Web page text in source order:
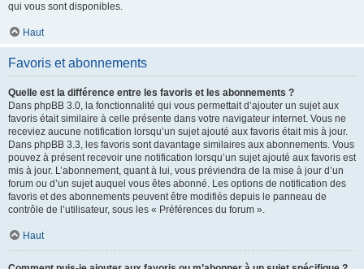
qui vous sont disponibles.
Haut
Favoris et abonnements
Quelle est la différence entre les favoris et les abonnements ?
Dans phpBB 3.0, la fonctionnalité qui vous permettait d’ajouter un sujet aux
favoris était similaire à celle présente dans votre navigateur internet. Vous ne
receviez aucune notification lorsqu’un sujet ajouté aux favoris était mis à jour.
Dans phpBB 3.3, les favoris sont davantage similaires aux abonnements. Vous
pouvez à présent recevoir une notification lorsqu’un sujet ajouté aux favoris est
mis à jour. L’abonnement, quant à lui, vous préviendra de la mise à jour d’un
forum ou d’un sujet auquel vous êtes abonné. Les options de notification des
favoris et des abonnements peuvent être modifiés depuis le panneau de
contrôle de l’utilisateur, sous les « Préférences du forum ».
Haut